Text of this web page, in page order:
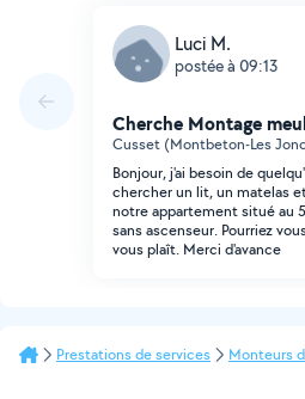
Luci M.
postée à 09:13
Cherche Montage
Cusset (Montbeton-Les
Bonjour, j'ai besoin de
chercher un lit, un matelas
notre appartement situé au
sans ascenseur. Pourriez
vous plaît. Merci d'avance
Prestations de services Monteurs